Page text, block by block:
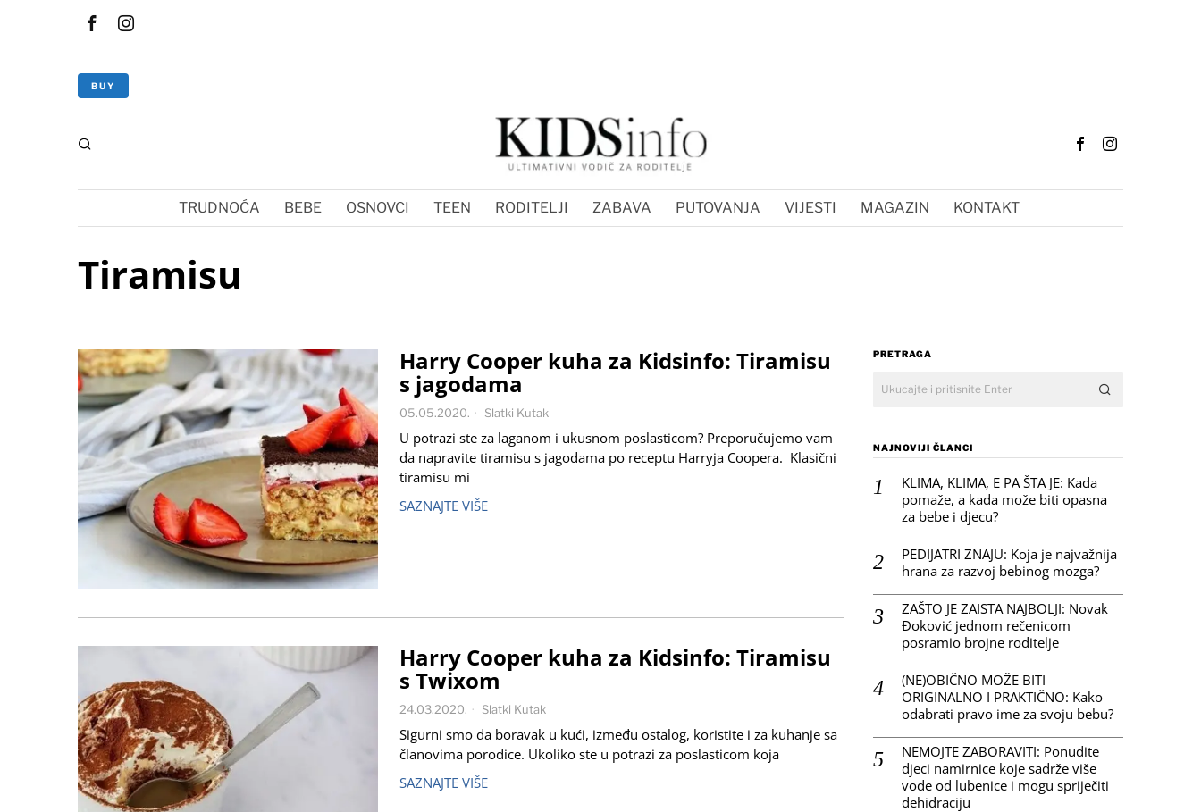
BUY
TRUDNOĆA BEBE OSNOVCI TEEN RODITELJI ZABAVA PUTOVANJA VIJESTI MAGAZIN KONTAKT
Tiramisu
Harry Cooper kuha za Kidsinfo: Tiramisu
s jagodama
05.05.2020. Slatki Kutak
U potrazi ste za laganom i ukusnom poslasticom? Preporučujemo vam
da napravite tiramisu s jagodama po receptu Harryja Coopera. Klasični
tiramisu mi
SAZNAJTE VIŠE
Harry Cooper kuha za Kidsinfo: Tiramisu
s Twixom
24.03.2020. Slatki Kutak
Sigurni smo da boravak u kući, između ostalog, koristite i za kuhanje sa
članovima porodice. Ukoliko ste u potrazi za poslasticom koja
SAZNAJTE VIŠE
PRETRAGA
NAJNOVIJI ČLANCI
KLIMA, KLIMA, E PA ŠTA JE: Kada
pomaže, a kada može biti opasna
za bebe i djecu?
PEDIJATRI ZNAJU: Koja je najvažnija
hrana za razvoj bebinog mozga?
ZAŠTO JE ZAISTA NAJBOLJI: Novak
Đoković jednom rečenicom
posramio brojne roditelje
(NE)OBIČNO MOŽE BITI
ORIGINALNO I PRAKTIČNO: Kako
odabrati pravo ime za svoju bebu?
NEMOJTE ZABORAVITI: Ponudite
djeci namirnice koje sadrže više
vode od lubenice i mogu spriječiti
dehidraciju